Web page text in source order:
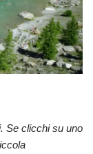
Se clicchi su uno